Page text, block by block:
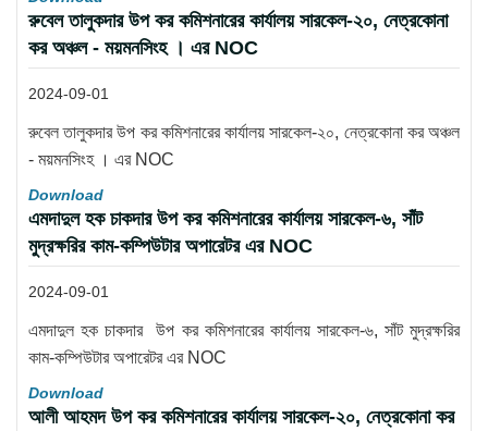
রুবেল তালুকদার উপ কর কমিশনারের কার্যালয় সারকেল-২০, নেত্রকোনা
কর অঞ্চল - ময়মনসিংহ । এর NOC
2024-09-01
রুবেল তালুকদার উপ কর কমিশনারের কার্যালয় সারকেল-২০, নেত্রকোনা কর অঞ্চল
- ময়মনসিংহ । এর NOC
Download
এমদাদুল হক চাকদার উপ কর কমিশনারের কার্যালয় সারকেল-৬, সাঁট
মুদ্রক্ষরির কাম-কম্পিউটার অপারেটর এর NOC
2024-09-01
এমদাদুল হক চাকদার উপ কর কমিশনারের কার্যালয় সারকেল-৬, সাঁট মুদ্রক্ষরির
কাম-কম্পিউটার অপারেটর এর NOC
Download
আলী আহমদ উপ কর কমিশনারের কার্যালয় সারকেল-২০, নেত্রকোনা কর